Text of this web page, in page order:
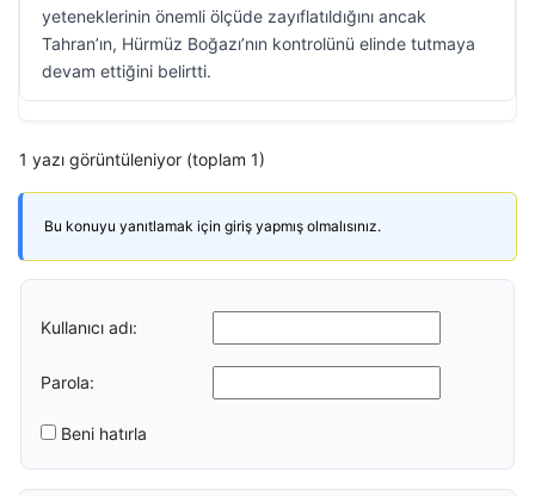
yeteneklerinin önemli ölçüde zayıflatıldığını ancak
Tahran’ın, Hürmüz Boğazı’nın kontrolünü elinde tutmaya
devam ettiğini belirtti.
1 yazı görüntüleniyor (toplam 1)
Bu konuyu yanıtlamak için giriş yapmış olmalısınız.
Kullanıcı adı:
Parola:
Beni hatırla